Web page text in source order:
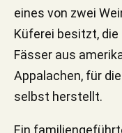
eines von zwei
Küferei besitzt,
Fässer aus
Appalachen, für
selbst herstellt.
Ein